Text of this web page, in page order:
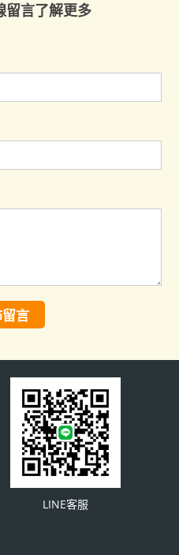
留言了解更多
言
LINE客服